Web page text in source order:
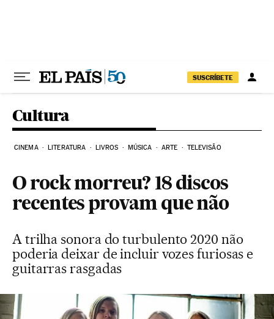
SUSCRÍBETE
Cultura
CINEMA LITERATURA LIVROS MÚSICA ARTE TELEVISÃO
O rock morreu? 18 discos
recentes provam que não
A trilha sonora do turbulento 2020 não
poderia deixar de incluir vozes furiosas e
guitarras rasgadas